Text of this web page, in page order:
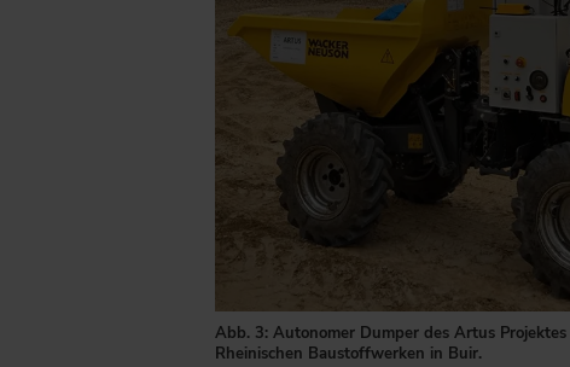
Abb. 3: Autonomer Dumper des Artus
Rheinischen Baustoffwerken in Buir.